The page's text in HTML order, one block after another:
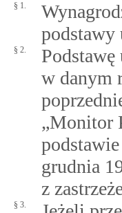
§ 1.
podstawy
§ 2.
w danym
„Monitor
podstawie
grudnia
z
§ 3.